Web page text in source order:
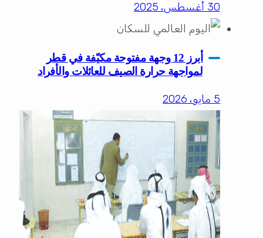
30 أغسطس، 2025
أبرز 12 وجهة مفتوحة مكيّفة في قطر
لمواجهة حرارة الصيف للعائلات والأفراد
5 مايو، 2026